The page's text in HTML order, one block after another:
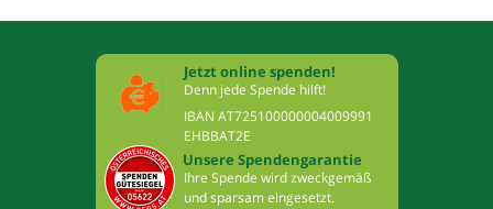
Jetzt online spenden!
Denn jede Spende hilft!
IBAN AT725100000004009991
EHBBAT2E
Unsere Spendengarantie
Ihre Spende wird zweckgemäß
und sparsam eingesetzt.